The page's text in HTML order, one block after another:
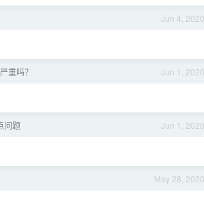
Jun 4, 2020
Jun 1, 2020
重吗？
Jun 1, 2020
问题
May 28, 2020